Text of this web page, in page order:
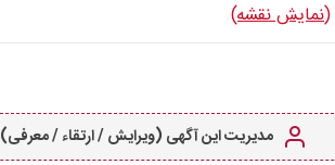
(نمایش نقشه)
مدیریت این آگهی (ویرایش / ارتقاء / معرفی)